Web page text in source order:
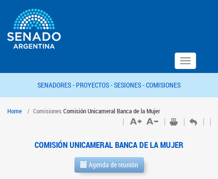
Toggle
navigation
SENADORES - PROYECTOS -SESIONES -COMISIONES
Home Comisiones Comisión Unicameral Banca de la Mujer
COMISIÓN UNICAMERAL BANCA DE LA MUJER
Agenda de reunión